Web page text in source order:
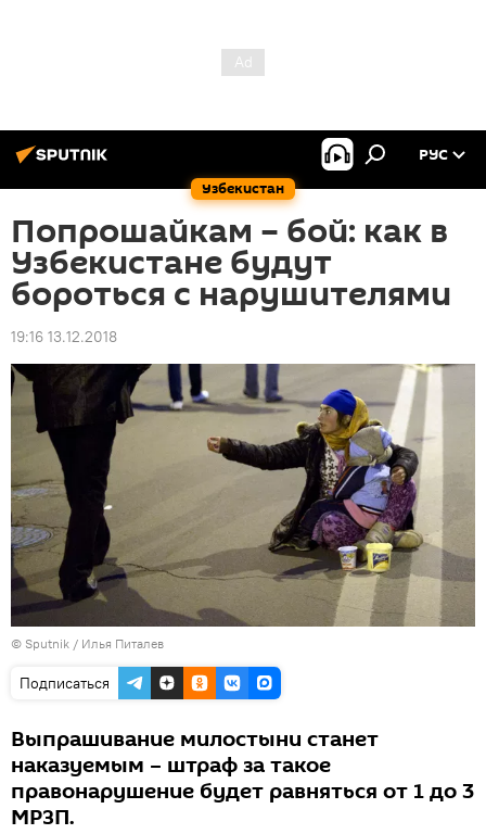
Узбекистан
РУС
Попрошайкам – бой: как в
Узбекистане будут
бороться с нарушителями
19:16 13.12.2018
© Sputnik / Илья Питалев
Подписаться
Выпрашивание милостыни станет
наказуемым – штраф за такое
правонарушение будет равняться от 1 до 3
МРЗП.